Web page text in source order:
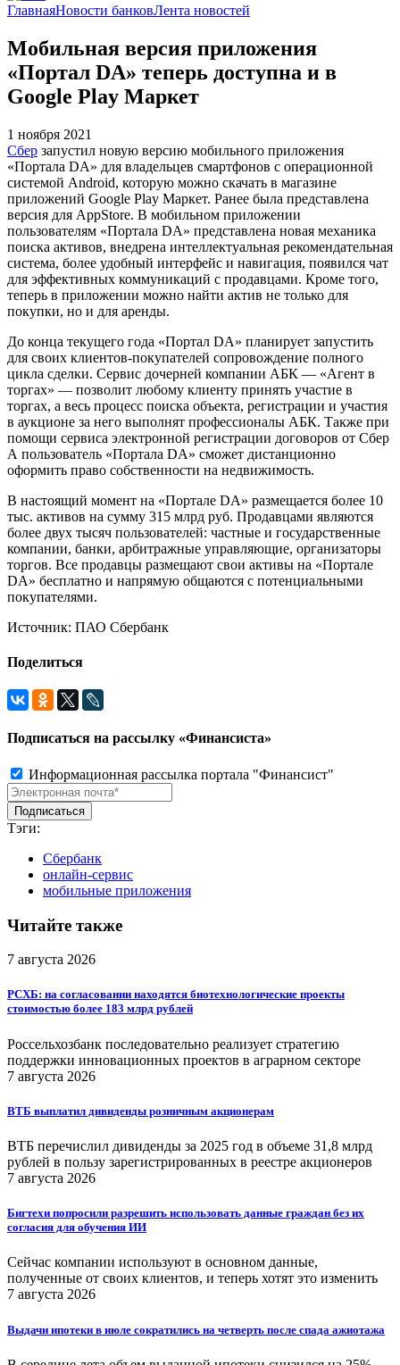
ГлавнаяНовости банковЛента новостей
Мобильная версия приложения
«Портал DA» теперь доступна и в
Google Play Маркет
1 ноября 2021
Сбер запустил новую версию мобильного приложения
«Портала DA» для владельцев смартфонов с операционной
системой Android, которую можно скачать в магазине
приложений Google Play Маркет. Ранее была представлена
версия для AppStore. В мобильном приложении
пользователям «Портала DA» представлена новая механика
поиска активов, внедрена интеллектуальная рекомендательная
система, более удобный интерфейс и навигация, появился чат
для эффективных коммуникаций с продавцами. Кроме того,
теперь в приложении можно найти актив не только для
покупки, но и для аренды.
До конца текущего года «Портал DA» планирует запустить
для своих клиентов-покупателей сопровождение полного
цикла сделки. Сервис дочерней компании АБК — «Агент в
торгах» — позволит любому клиенту принять участие в
торгах, а весь процесс поиска объекта, регистрации и участия
в аукционе за него выполнят профессионалы АБК. Также при
помощи сервиса электронной регистрации договоров от Сбер
А пользователь «Портала DA» сможет дистанционно
оформить право собственности на недвижимость.
В настоящий момент на «Портале DA» размещается более 10
тыс. активов на сумму 315 млрд руб. Продавцами являются
более двух тысяч пользователей: частные и государственные
компании, банки, арбитражные управляющие, организаторы
торгов. Все продавцы размещают свои активы на «Портале
DA» бесплатно и напрямую общаются с потенциальными
покупателями.
Источник: ПАО Сбербанк
Поделиться
Подписаться на рассылку «Финансиста»
Информационная рассылка портала "Финансист"
Тэги:
Сбербанк
онлайн-сервис
мобильные приложения
Читайте также
7 августа 2026
РСХБ: на согласовании находятся биотехнологические проекты
стоимостью более 183 млрд рублей
Россельхозбанк последовательно реализует стратегию
поддержки инновационных проектов в аграрном секторе
7 августа 2026
ВТБ выплатил дивиденды розничным акционерам
ВТБ перечислил дивиденды за 2025 год в объеме 31,8 млрд
рублей в пользу зарегистрированных в реестре акционеров
7 августа 2026
Бигтехи попросили разрешить использовать данные граждан без их
согласия для обучения ИИ
Сейчас компании используют в основном данные,
полученные от своих клиентов, и теперь хотят это изменить
7 августа 2026
Выдачи ипотеки в июле сократились на четверть после спада ажиотажа